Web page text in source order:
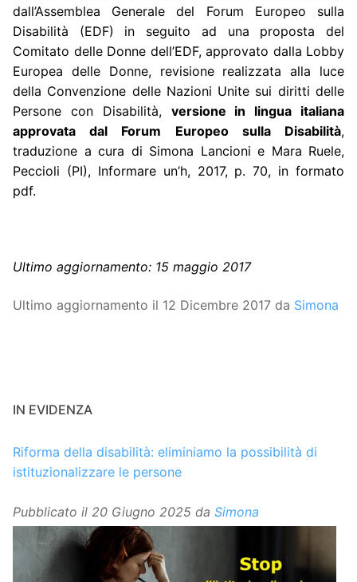
dall’Assemblea Generale del Forum Europeo sulla
Disabilità (EDF) in seguito ad una proposta del
Comitato delle Donne dell’EDF, approvato dalla Lobby
Europea delle Donne, revisione realizzata alla luce
della Convenzione delle Nazioni Unite sui diritti delle
Persone con Disabilità, versione in lingua italiana
approvata dal Forum Europeo sulla Disabilità,
traduzione a cura di Simona Lancioni e Mara Ruele,
Peccioli (PI), Informare un’h, 2017, p. 70, in formato
pdf.
Ultimo aggiornamento: 15 maggio 2017
Ultimo aggiornamento il 12 Dicembre 2017 da Simona
IN EVIDENZA
Riforma della disabilità: eliminiamo la possibilità di
istituzionalizzare le persone
Pubblicato il 20 Giugno 2025 da Simona